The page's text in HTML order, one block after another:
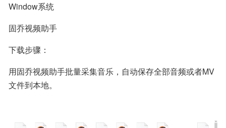
Window系统
固乔视频助手
下载步骤：
用固乔视频助手批量采集音乐，自动保存全部音频或者MV
文件到本地。